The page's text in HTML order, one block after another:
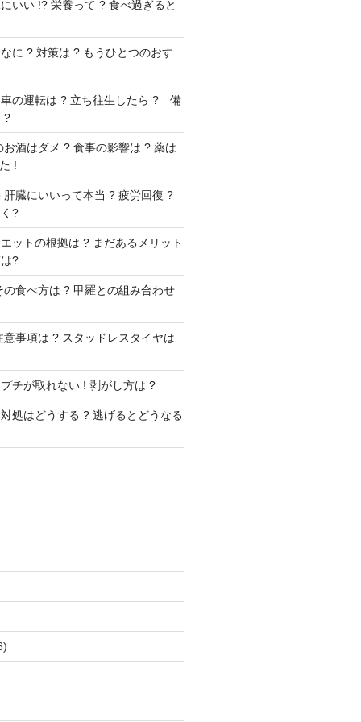
いい !? 栄養って ? 食べ過ぎると
に ? 対策は ? もうひとつのおす
車の運転は ? 立ち往生したら ? 備
?
お酒はダメ ? 食事の影響は ? 薬は
!
肝臓にいいって本当 ? 疲労回復 ?
?
ットの根拠は ? まだあるメリット
?
の食べ方は ? 甲羅との組み合わせ
意事項は ? スタッドレスタイヤは
チが取れない ! 剥がし方は ?
処はどうする ? 逃げるとどうなる